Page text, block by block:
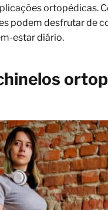
ortopédicas.
podem desfrutar de
estar diário.